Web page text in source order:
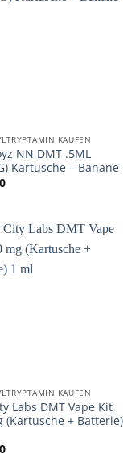
KAUFEN
NN DMT .5ML
Kartusche – Banane
KAUFEN
Labs DMT Vape Kit
(Kartusche + Batterie)